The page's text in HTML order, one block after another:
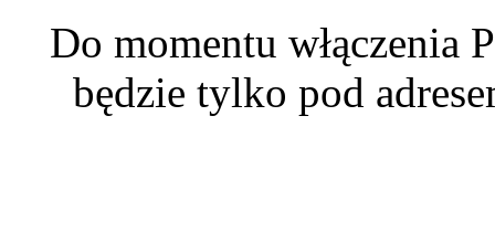
Do momentu włączenia
będzie tylko pod